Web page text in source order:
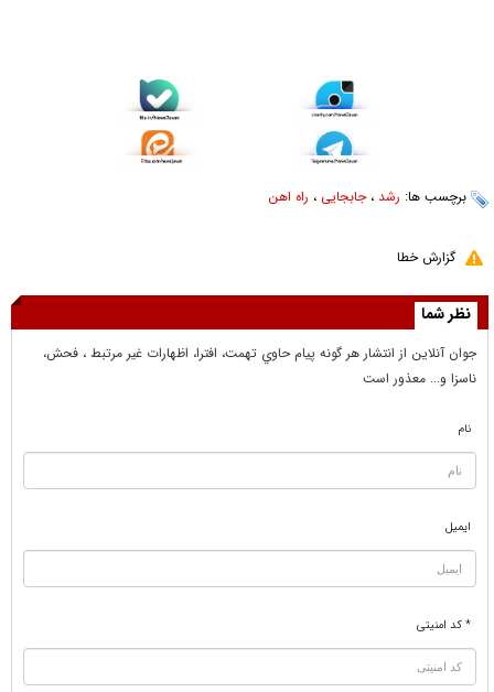
برچسب ها: رشد ،جابجایی ، راه اهن
گزارش خطا
نظر شما
جوان آنلاين از انتشار هر گونه پيام حاوي تهمت، افترا، اظهارات غير مرتبط ، فحش،
ناسزا و... معذور است
نام
ایمیل
* کد امنیتی